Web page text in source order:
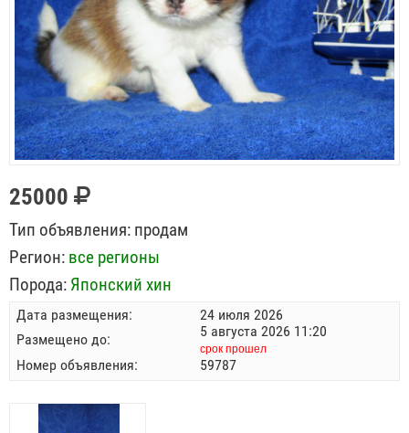
25000
Тип объявления: продам
Регион: все регионы
Порода: Японский хин
Дата размещения:
24 июля 2026
Размещено до:
5 августа 2026 11:20
срок прошел
Номер объявления: 59787